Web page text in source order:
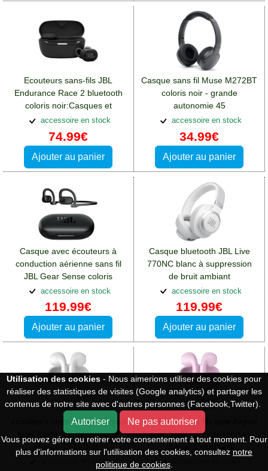
Ecouteurs sans-fils JBL
Endurance Race 2 bluetooth
coloris noir:Casques et
écouteurs Oppo A76
accessoire en stock
74.99€
Ajouter au panier
Casque sans fil Muse M272BT
coloris noir - grande
autonomie 45
heures:Casques et écouteurs
Oppo A76
accessoire en stock
34.99€
Ajouter au panier
Casque avec écouteurs à
conduction aérienne sans fil
JBL Gear Sense coloris
noir:Casques et écouteurs
Oppo A76
accessoire en stock
119.99€
Ajouter au panier
Casque bluetooth JBL Live
770NC blanc à suppression
de bruit ambiant
ANC:Casques et écouteurs
Oppo A76
accessoire en stock
119.99€
Ajouter au panier
écouteurs sans fils type Airpod
avec boitier de transport et
charge ColorBuds
blanc:Casques et écouteurs
accessoire en stock
écouteurs sans fils type Airpod
avec boitier de transport et
charge ColorBuds
rose:Casques et écouteurs
accessoire en stock
Utilisation des cookies - Nous aimerions utiliser des cookies pour
réaliser des statistiques de visites (Google analytics) et partager les
contenus de notre site avec d'autres personnes (Facebook,Twitter).
Autoriser Ne pas autoriser
Vous pouvez gérer ou retirer votre consentement à tout moment. Pour
plus d'informations sur l'utilisation des cookies, consultez notre
politique de cookies.